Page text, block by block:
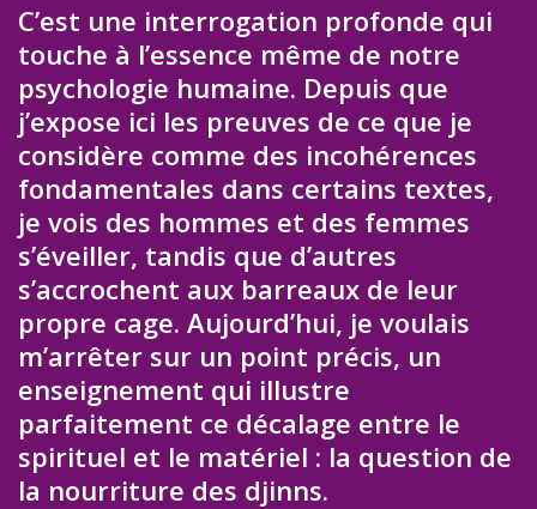
C’est une interrogation profonde qui
touche à l’essence même de notre
psychologie humaine. Depuis que
j’expose ici les preuves de ce que je
considère comme des incohérences
fondamentales dans certains textes,
je vois des hommes et des femmes
s’éveiller, tandis que d’autres
s’accrochent aux barreaux de leur
propre cage. Aujourd’hui, je voulais
m’arrêter sur un point précis, un
enseignement qui illustre
parfaitement ce décalage entre le
spirituel et le matériel : la question de
la nourriture des djinns.